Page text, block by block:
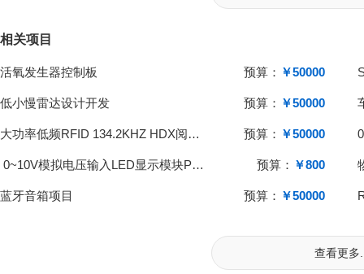
相关项目
活氧发生器控制板 预算： ￥50000
低小慢雷达设计开发 预算： ￥50000
大功率低频RFID 134.2KHZ HDX阅读器 预算： ￥50000
0~10V模拟电压输入LED显示模块PCBA开发 预算： ￥800
蓝牙音箱项目 预算： ￥50000
查看更多